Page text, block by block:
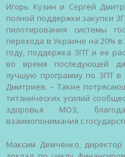
Игорь Кузин и Сергей
полной поддержки закупки
пилотирования системы
перехода в Украине на 20% в
году, поддержка ЗПТ и ее
во время последующей
лучшую программу по ЗПТ в
Дмитриев. – Такие
титанических усилий
здоровья МОЗ,
взаимопонимания с
Максим Демченко, директор